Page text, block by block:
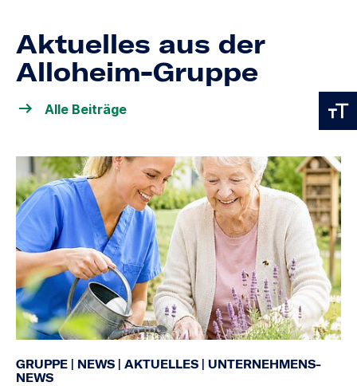
Aktuelles aus der
Alloheim-Gruppe
Alle Beiträge
GRUPPE NEWS AKTUELLES
UNTERNEHMENS-
NEWS